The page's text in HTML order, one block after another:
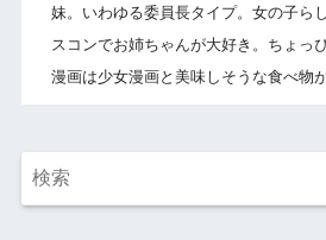
妹。いわゆる委員長タイプ。女の子ら
スコンでお姉ちゃんが大好き。ちょっ
漫画は少女漫画と美味しそうな食べ物